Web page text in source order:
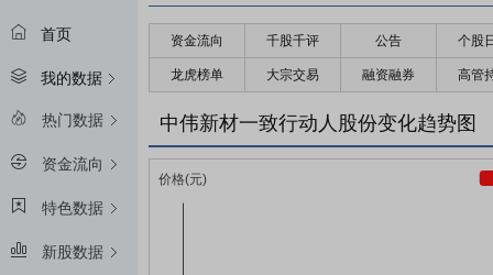
首页
我的数据
热门数据
资金流向
特色数据
新股数据
资金流向 千股千评 公告 个股
龙虎榜单 大宗交易 融资融券 高管
中伟新材一致行动人股份变化趋势图